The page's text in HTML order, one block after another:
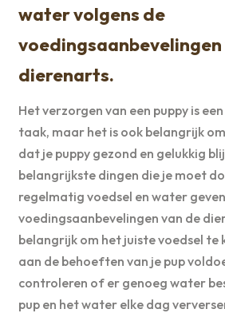
water volgens de
voedingsaanbevelingen
dierenarts.
Het verzorgen van een puppy is
taak, maar het is ook belangrijk
dat je puppy gezond en gelukkig
belangrijkste dingen die je moet
regelmatig voedsel en water
voedingsaanbevelingen van de
belangrijk om het juiste voedsel te
aan de behoeften van je pup
controleren of er genoeg water
pup en het water elke dag